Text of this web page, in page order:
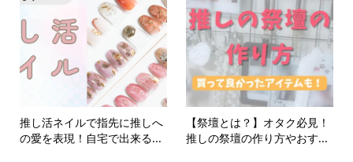
推し活ネイルで指先に推しへ
の愛を表現！自宅で出来る...
【祭壇とは？】オタク必見！
推しの祭壇の作り方やおす...